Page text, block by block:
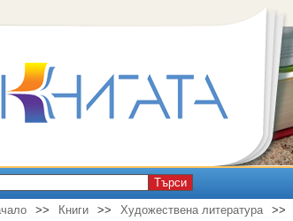
Търси
>> Книги >> Художествена литература >>